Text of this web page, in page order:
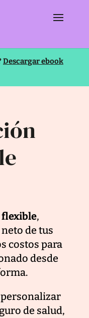
Descargar ebook
,
de tus
costos para
desde
de salud,